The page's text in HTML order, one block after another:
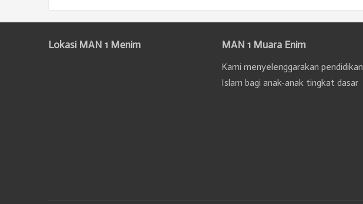
Lokasi MAN 1 Menim MAN 1 Muara Enim
Kami menyelenggarakan pendidikan
Islam bagi anak-anak tingkat dasar